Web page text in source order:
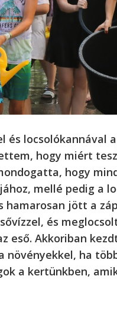
és locsolókannával
hogy miért
hogy
mellé pedig a
jött a
és
eső. Akkoriban
ha
a kertünkben,